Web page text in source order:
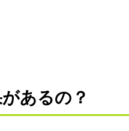
あるの？